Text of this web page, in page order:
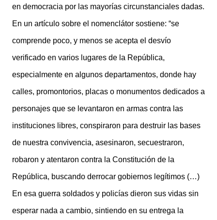
en democracia por las mayorías circunstanciales dadas.
En un artículo sobre el nomenclátor sostiene: “se
comprende poco, y menos se acepta el desvío
verificado en varios lugares de la República,
especialmente en algunos departamentos, donde hay
calles, promontorios, placas o monumentos dedicados a
personajes que se levantaron en armas contra las
instituciones libres, conspiraron para destruir las bases
de nuestra convivencia, asesinaron, secuestraron,
robaron y atentaron contra la Constitución de la
República, buscando derrocar gobiernos legítimos (…)
En esa guerra soldados y policías dieron sus vidas sin
esperar nada a cambio, sintiendo en su entrega la